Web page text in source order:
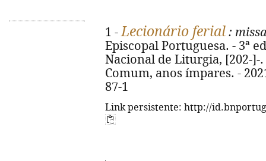
1 -Lecionário ferial :
Episcopal Portuguesa. - 3ª
Nacional de Liturgia, [202-]-.
Comum, anos ímpares. -
87-1
Link persistente: http://